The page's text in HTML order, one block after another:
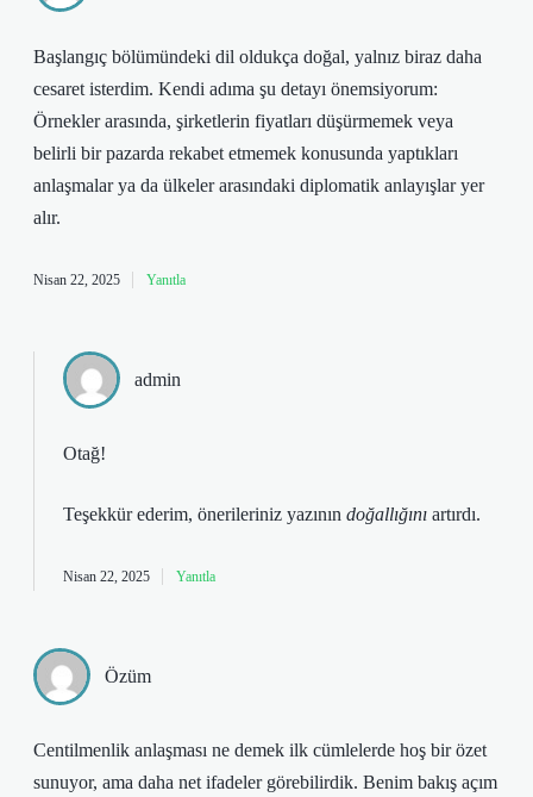
Başlangıç bölümündeki dil oldukça doğal, yalnız biraz daha
cesaret isterdim. Kendi adıma şu detayı önemsiyorum:
Örnekler arasında, şirketlerin fiyatları düşürmemek veya
belirli bir pazarda rekabet etmemek konusunda yaptıkları
anlaşmalar ya da ülkeler arasındaki diplomatik anlayışlar yer
alır.
Nisan 22, 2025 Yanıtla
admin
Otağ!
Teşekkür ederim, önerileriniz yazının doğallığını artırdı.
Nisan 22, 2025 Yanıtla
Özüm
Centilmenlik anlaşması ne demek ilk cümlelerde hoş bir özet
sunuyor, ama daha net ifadeler görebilirdik. Benim bakış açım